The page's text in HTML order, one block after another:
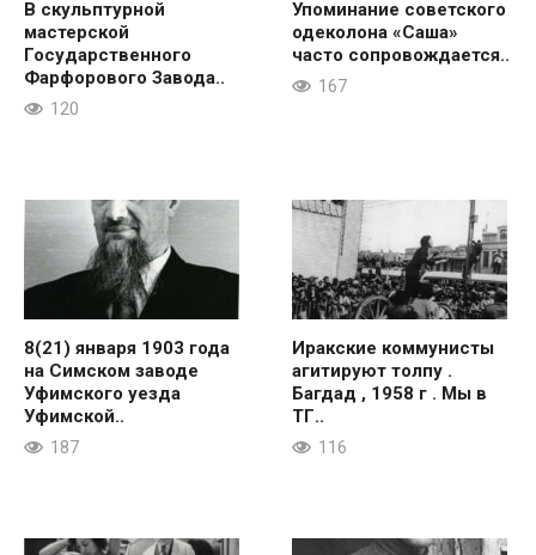
В скульптурной
мастерской
Государственного
Фарфорового Завода..
120
Упоминание советского
одеколона «Саша»
часто сопровождается..
167
8(21) января 1903 года
на Симском заводе
Уфимского уезда
Уфимской..
187
Иракские коммунисты
агитируют толпу .
Багдад , 1958 г . Мы в
ТГ..
116